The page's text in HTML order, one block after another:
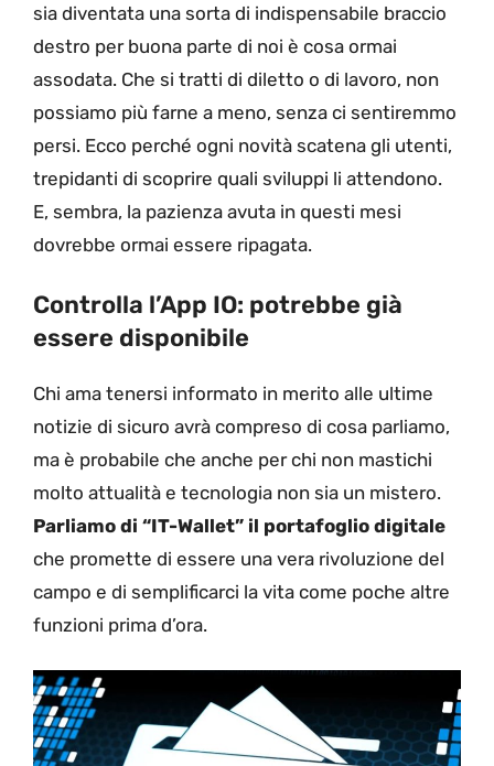
sia diventata una sorta di indispensabile braccio
destro per buona parte di noi è cosa ormai
assodata. Che si tratti di diletto o di lavoro, non
possiamo più farne a meno, senza ci sentiremmo
persi. Ecco perché ogni novità scatena gli utenti,
trepidanti di scoprire quali sviluppi li attendono.
E, sembra, la pazienza avuta in questi mesi
dovrebbe ormai essere ripagata.
Controlla l’App IO: potrebbe già
essere disponibile
Chi ama tenersi informato in merito alle ultime
notizie di sicuro avrà compreso di cosa parliamo,
ma è probabile che anche per chi non mastichi
molto attualità e tecnologia non sia un mistero.
Parliamo di “IT-Wallet” il portafoglio digitale
che promette di essere una vera rivoluzione del
campo e di semplificarci la vita come poche altre
funzioni prima d’ora.